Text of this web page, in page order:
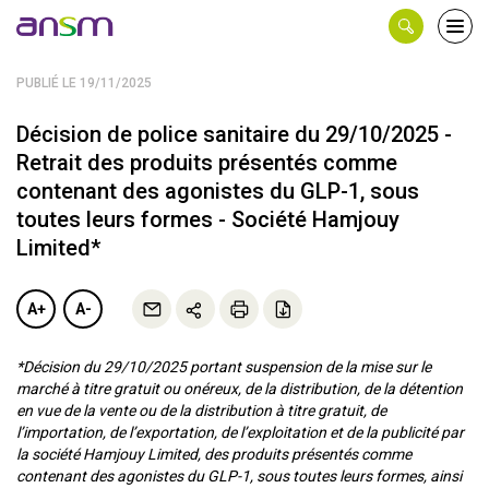
PUBLIÉ LE 19/11/2025
Décision de police sanitaire du 29/10/2025 -
Retrait des produits présentés comme
contenant des agonistes du GLP-1, sous
toutes leurs formes - Société Hamjouy
Limited*
A+ A-
*Décision du 29/10/2025 portant suspension de la mise sur le
marché à titre gratuit ou onéreux, de la distribution, de la détention
en vue de la vente ou de la distribution à titre gratuit, de
l’importation, de l’exportation, de l’exploitation et de la publicité par
la société Hamjouy Limited, des produits présentés comme
contenant des agonistes du GLP-1, sous toutes leurs formes, ainsi